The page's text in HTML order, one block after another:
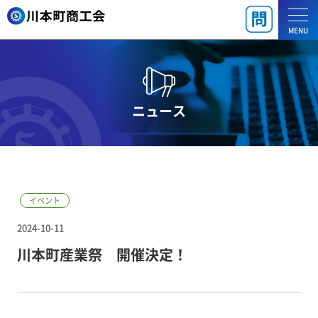
MENU
ニュース
イベント
2024-10-11
川本町産業祭 開催決定！